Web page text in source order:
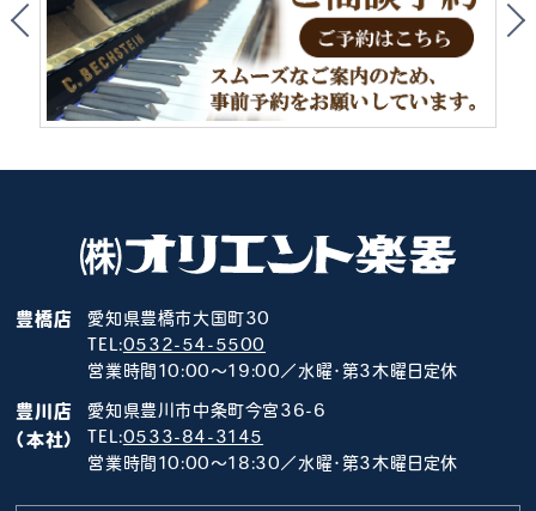
豊橋店
愛知県豊橋市大国町30
TEL:0532-54-5500
営業時間10:00～19:00／水曜･第3木曜日定休
豊川店
（本社）
愛知県豊川市中条町今宮36-6
TEL:0533-84-3145
営業時間10:00～18:30／水曜･第3木曜日定休